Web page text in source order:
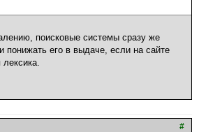
поисковые системы сразу же
понижать его в выдаче, если на сайте
лексика.
#